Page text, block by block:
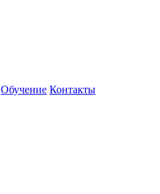
Обучение Контакты